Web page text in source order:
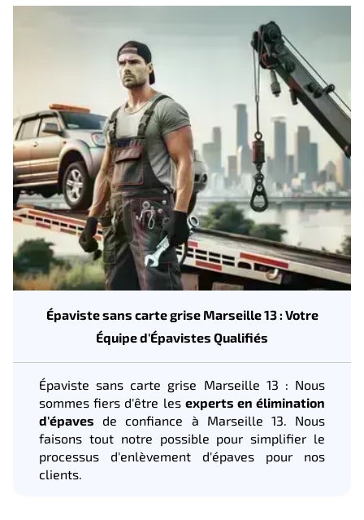
Épaviste sans carte grise Marseille 13 : Votre
Équipe d'Épavistes Qualifiés
Épaviste sans carte grise Marseille 13 : Nous
sommes fiers d'être les experts en élimination
d'épaves de confiance à Marseille 13. Nous
faisons tout notre possible pour simplifier le
processus d'enlèvement d'épaves pour nos
clients.